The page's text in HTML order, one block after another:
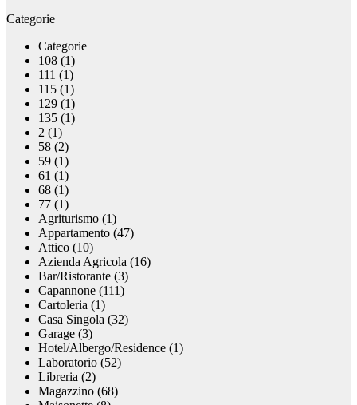
Categorie
Categorie
108 (1)
111 (1)
115 (1)
129 (1)
135 (1)
2 (1)
58 (2)
59 (1)
61 (1)
68 (1)
77 (1)
Agriturismo (1)
Appartamento (47)
Attico (10)
Azienda Agricola (16)
Bar/Ristorante (3)
Capannone (111)
Cartoleria (1)
Casa Singola (32)
Garage (3)
Hotel/Albergo/Residence (1)
Laboratorio (52)
Libreria (2)
Magazzino (68)